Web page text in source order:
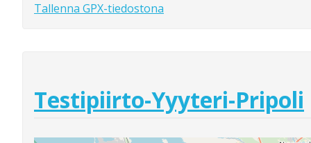
Tallenna GPX-tiedostona
Testipiirto-Yyyteri-Pripoli